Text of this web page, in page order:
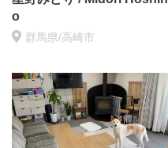
o
群馬県/高崎市